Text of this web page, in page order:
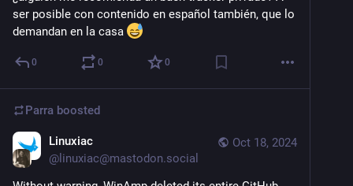
ser posible con contenido en español también, que lo
demandan en la casa
0 0 0
Parra boosted
Oct 18, 2024
Linuxiac
@ linuxiac@mastodon.social